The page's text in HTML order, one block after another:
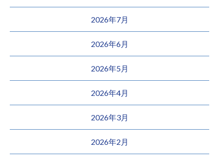
2026年7月
2026年6月
2026年5月
2026年4月
2026年3月
2026年2月